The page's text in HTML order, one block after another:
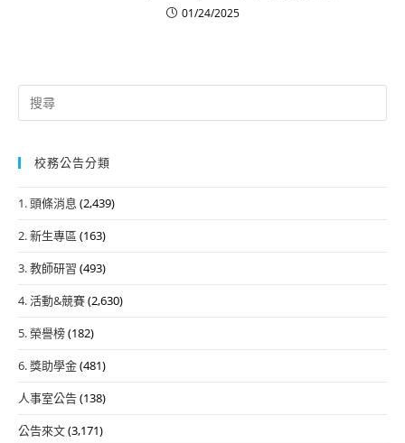
01/24/2025
Search
for:
校務公告分類
1. 頭條消息 (2,439)
2. 新生專區 (163)
3. 教師研習 (493)
4. 活動&競賽(2,630)
5. 榮譽榜(182)
6. 獎助學金(481)
人事室公告(138)
公告來文(3,171)